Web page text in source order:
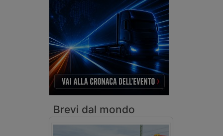
Brevi dal mondo